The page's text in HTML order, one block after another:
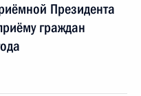
Президента
граждан